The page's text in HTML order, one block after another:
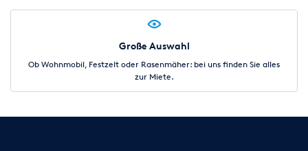
Große Auswahl
Ob Wohnmobil, Festzelt oder Rasenmäher: bei uns finden Sie alles
zur Miete.